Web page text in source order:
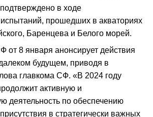
в ходе
испытаний, прошедших в акваториях
Баренцева и Белого морей.
8 января анонсирует действия
будущем, приводя в
главкома СФ. «В 2024 году
активную и
деятельность по обеспечению
в стратегически важных